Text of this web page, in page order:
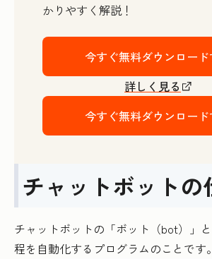
かりやすく解説！
今すぐ無料ダウンロード
詳しく見る
今すぐ無料ダウンロード
チャットボットの
チャットボットの「ボット（bot）」
程を自動化するプログラムのことです